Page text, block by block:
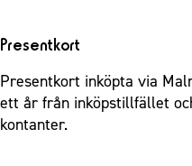
Presentkort
Presentkort inköpta via
ett år från inköpstillfället
kontanter.